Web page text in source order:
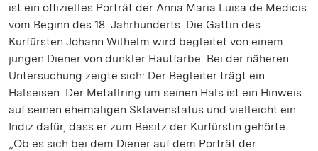
ist ein offizielles Porträt der Anna Maria Luisa de Medicis
vom Beginn des 18. Jahrhunderts. Die Gattin des
Kurfürsten Johann Wilhelm wird begleitet von einem
jungen Diener von dunkler Hautfarbe. Bei der näheren
Untersuchung zeigte sich: Der Begleiter trägt ein
Halseisen. Der Metallring um seinen Hals ist ein Hinweis
auf seinen ehemaligen Sklavenstatus und vielleicht ein
Indiz dafür, dass er zum Besitz der Kurfürstin gehörte.
„Ob es sich bei dem Diener auf dem Porträt der